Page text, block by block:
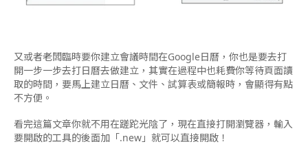
又或者老闆臨時要你建立會議時間在Google日曆，你也是要去打
開一步一步去打日曆去做建立，其實在過程中也耗費你等待頁面讀
取的時間，要馬上建立日曆、文件、試算表或簡報時，會顯得有點
不方便。
看完這篇文章你就不用在蹉跎光陰了，現在直接打開瀏覽器，輸入
要開啟的工具的後面加「.new」就可以直接開啟！